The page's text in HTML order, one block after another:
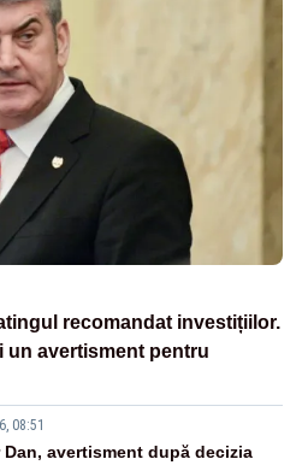
recomandat investițiilor.
un avertisment pentru
08:51
Dan, avertisment după decizia